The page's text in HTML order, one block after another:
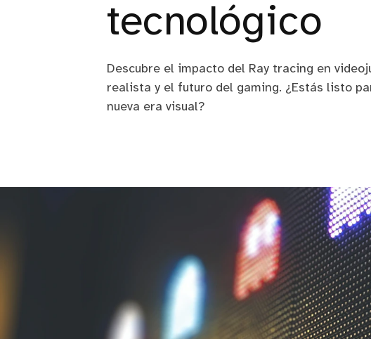
tecnológico
Descubre el impacto del Ray tracing en
realista y el futuro del gaming. ¿Estás listo
nueva era visual?